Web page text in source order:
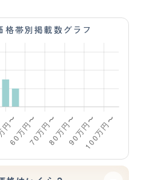
帯別掲載数グラフ